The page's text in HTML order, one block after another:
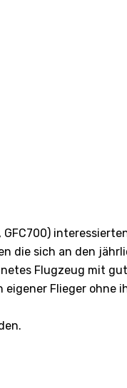
GFC700)
die sich an den
Flugzeug mit
eigener Flieger ohne